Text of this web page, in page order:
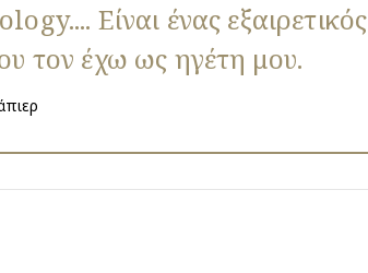
Είναι ένας εξαιρετικός
τον έχω ως ηγέτη μου.